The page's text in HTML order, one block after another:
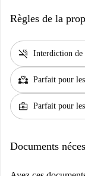
Règles de la
smoke_free Interdiction de
partner_heart Parfait pour
business_center Parfait pour
Documents